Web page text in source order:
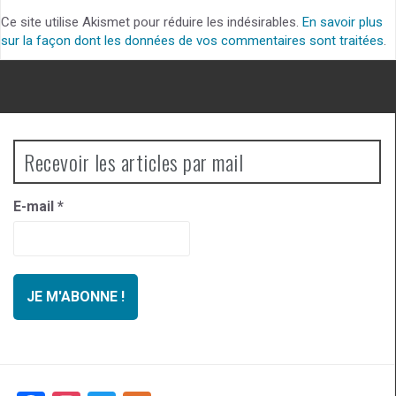
Ce site utilise Akismet pour réduire les indésirables. En savoir plus
sur la façon dont les données de vos commentaires sont traitées.
Recevoir les articles par mail
E-mail *